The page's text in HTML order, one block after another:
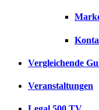
Vergleichende
Veranstaltungen